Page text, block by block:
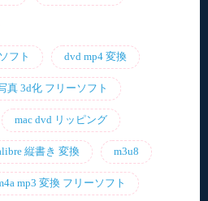
フト dvd mp4 変換
真 3d化 フリーソフト
mac dvd リッピング
縦書き 変換 m3u8
mp3 変換 フリーソフト